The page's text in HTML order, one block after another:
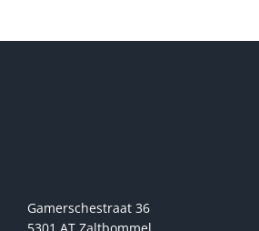
optie
Gamerschestraat 36